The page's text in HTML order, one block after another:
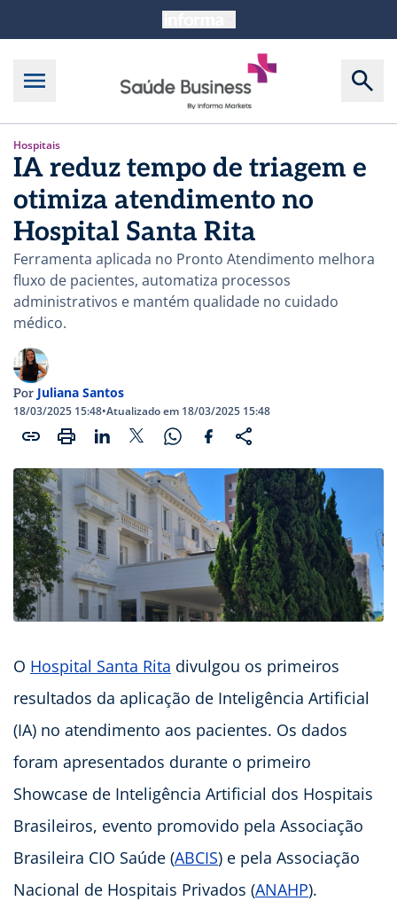
Hospitais
IA reduz tempo de triagem e
otimiza atendimento no
Hospital Santa Rita
Ferramenta aplicada no Pronto Atendimento melhora
fluxo de pacientes, automatiza processos
administrativos e mantém qualidade no cuidado
médico.
Por Juliana Santos
18/03/2025 15:48•Atualizado em 18/03/2025 15:48
O Hospital Santa Rita divulgou os primeiros
resultados da aplicação de Inteligência Artificial
(IA) no atendimento aos pacientes. Os dados
foram apresentados durante o primeiro
Showcase de Inteligência Artificial dos Hospitais
Brasileiros, evento promovido pela Associação
Brasileira CIO Saúde (ABCIS) e pela Associação
Nacional de Hospitais Privados (ANAHP).